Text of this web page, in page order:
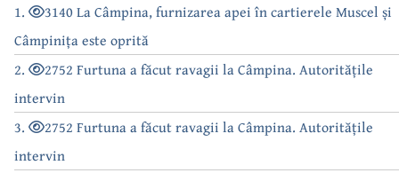
1.
3140 La Câmpina, furnizarea apei în cartierele Muscel și
Câmpinița este oprită
2.
2752 Furtuna a făcut ravagii la Câmpina. Autoritățile
intervin
3.
2752 Furtuna a făcut ravagii la Câmpina. Autoritățile
intervin